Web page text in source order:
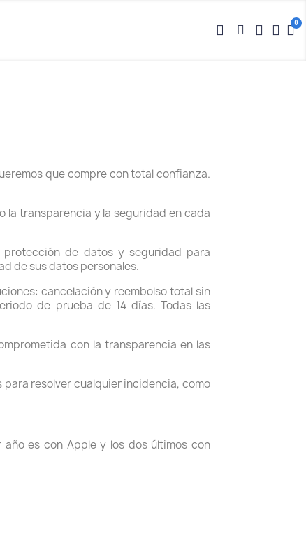
que compre con total confianza.
la transparencia y la seguridad en cada
protección de datos y seguridad para
de sus datos personales.
cancelación y reembolso total sin
de prueba de 14 días. Todas las
con la transparencia en las
para resolver cualquier incidencia, como
es con Apple y los dos últimos con